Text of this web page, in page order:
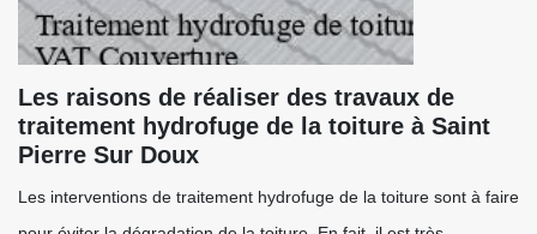
Les raisons de réaliser des travaux de
traitement hydrofuge de la toiture à Saint
Pierre Sur Doux
Les interventions de traitement hydrofuge de la toiture sont à faire